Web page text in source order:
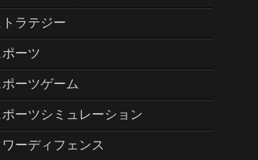
トラテジー
ポーツ
ポーツゲーム
ポーツシミュレーション
ワーディフェンス